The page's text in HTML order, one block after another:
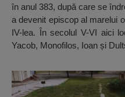
în anul 383, după care se
a devenit episcop al marelui
IV-lea. În secolul V-VI aici
Yacob, Monofilos, Ioan și